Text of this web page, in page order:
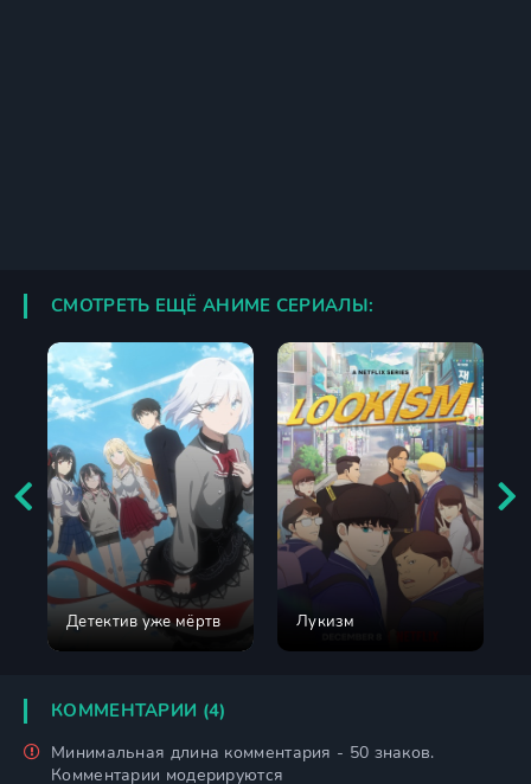
СМОТРЕТЬ ЕЩЁ АНИМЕ СЕРИАЛЫ:
Детектив уже мёртв Лукизм
КОММЕНТАРИИ (4)
Минимальная длина комментария - 50 знаков.
Комментарии модерируются